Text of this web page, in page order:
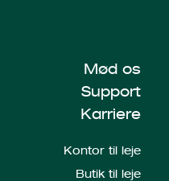
Mød os
Support
Karriere
Kontor til leje
Butik til leje